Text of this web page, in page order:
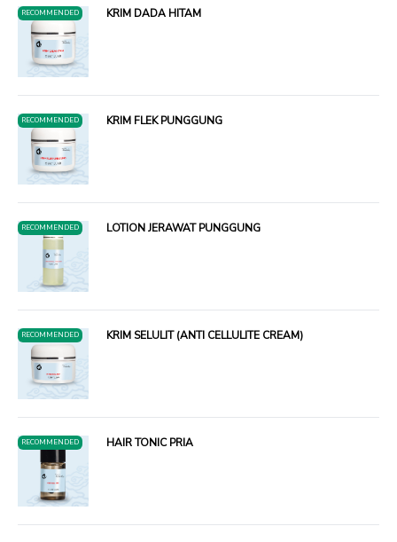
RECOMMENDED KRIM DADA HITAM
RECOMMENDED KRIM FLEK PUNGGUNG
RECOMMENDED LOTION JERAWAT PUNGGUNG
RECOMMENDED KRIM SELULIT (ANTI CELLULITE CREAM)
RECOMMENDED HAIR TONIC PRIA